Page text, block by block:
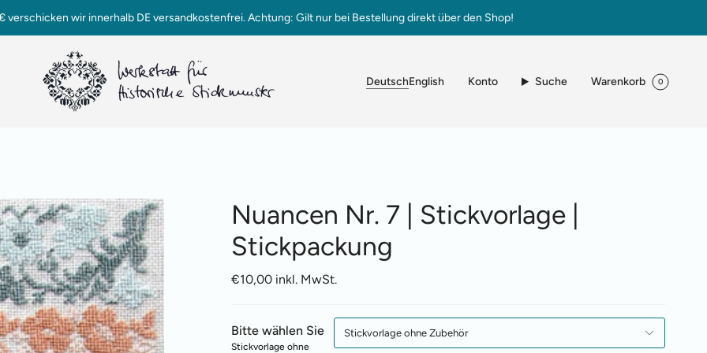
verschicken wir innerhalb DE versandkostenfrei. Achtung: Gilt nur bei Bestellung direkt über den Shop!
DeutschEnglish Konto Suche Warenkorb 0
Nuancen Nr. 7 | Stickvorlage |
Stickpackung
€10,00 inkl. MwSt.
Bitte wählen Sie
Stickvorlage ohne
Stickvorlage ohne Zubehör